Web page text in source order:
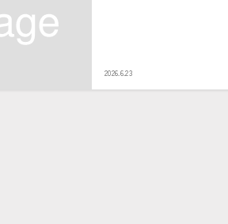
2026.6.23